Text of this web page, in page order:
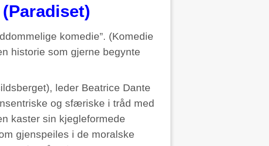
komedie”. (Komedie
historie som gjerne begynte
leder Beatrice Dante
og sfæriske i tråd med
kaster sin kjegleformede
gjenspeiles i de moralske